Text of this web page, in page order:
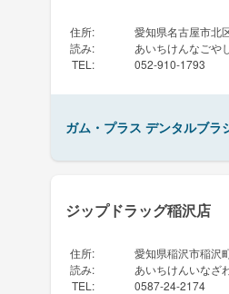
住所:
愛知県名古屋市北
読み:
あいちけんなごや
TEL : 052-910-1793
ガム・プラス デンタルブラ
ジップドラッグ稲沢店
住所:
愛知県稲沢市稲沢
読み:
あいちけんいなざ
TEL : 0587-24-2174